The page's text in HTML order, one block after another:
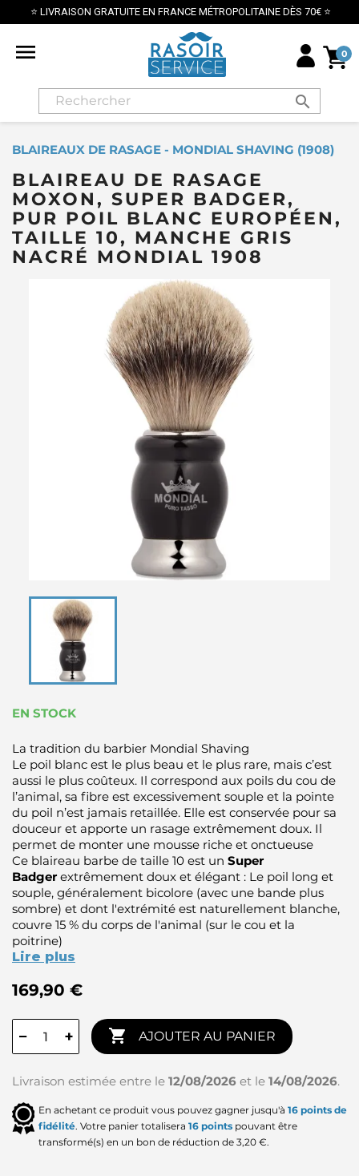
DÈS 70€ ⭐ PAIEMENT SÉCURISÉ
 0
search
BLAIREAUX DE RASAGE - MONDIAL SHAVING (1908)
BLAIREAU DE RASAGE
MOXON, SUPER BADGER,
PUR POIL BLANC EUROPÉEN,
TAILLE 10, MANCHE GRIS
NACRÉ MONDIAL 1908
EN STOCK
La tradition du barbier Mondial Shaving
Le poil blanc est le plus beau et le plus rare, mais c’est
aussi le plus coûteux. Il correspond aux poils du cou de
l’animal, sa fibre est excessivement souple et la pointe
du poil n’est jamais retaillée. Elle est conservée pour sa
douceur et apporte un rasage extrêmement doux. Il
permet de monter une mousse riche et onctueuse
Ce blaireau barbe de taille 10 est un Super
Badger extrêmement doux et élégant : Le poil long et
souple, généralement bicolore (avec une bande plus
sombre) et dont l'extrémité est naturellement blanche,
couvre 15 % du corps de l'animal (sur le cou et la
poitrine)
Lire plus
169,90 €
− +  AJOUTER AU PANIER
Livraison estimée entre le 12/08/2026 et le 14/08/2026.
En achetant ce produit vous pouvez gagner jusqu'à 16 points de
fidélité. Votre panier totalisera 16 points pouvant être
transformé(s) en un bon de réduction de 3,20 €.